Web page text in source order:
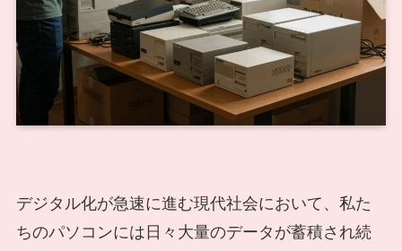
デジタル化が急速に進む現代社会において、私た
ちのパソコンには日々大量のデータが蓄積され続